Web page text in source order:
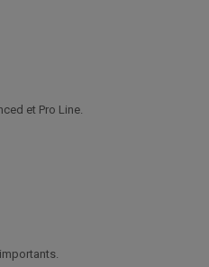
et Pro Line.